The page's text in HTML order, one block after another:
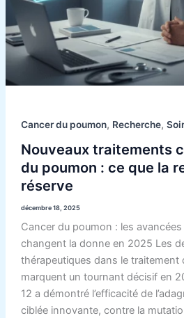
Cancer du poumon, Recherche,
Nouveaux traitements
du poumon : ce que la
réserve
décembre 18, 2025
Cancer du poumon : les
changent la donne en 2025 Les
thérapeutiques dans le traitement
marquent un tournant décisif en
12 a démontré l’efficacité de
ciblée innovante, contre la
réserve